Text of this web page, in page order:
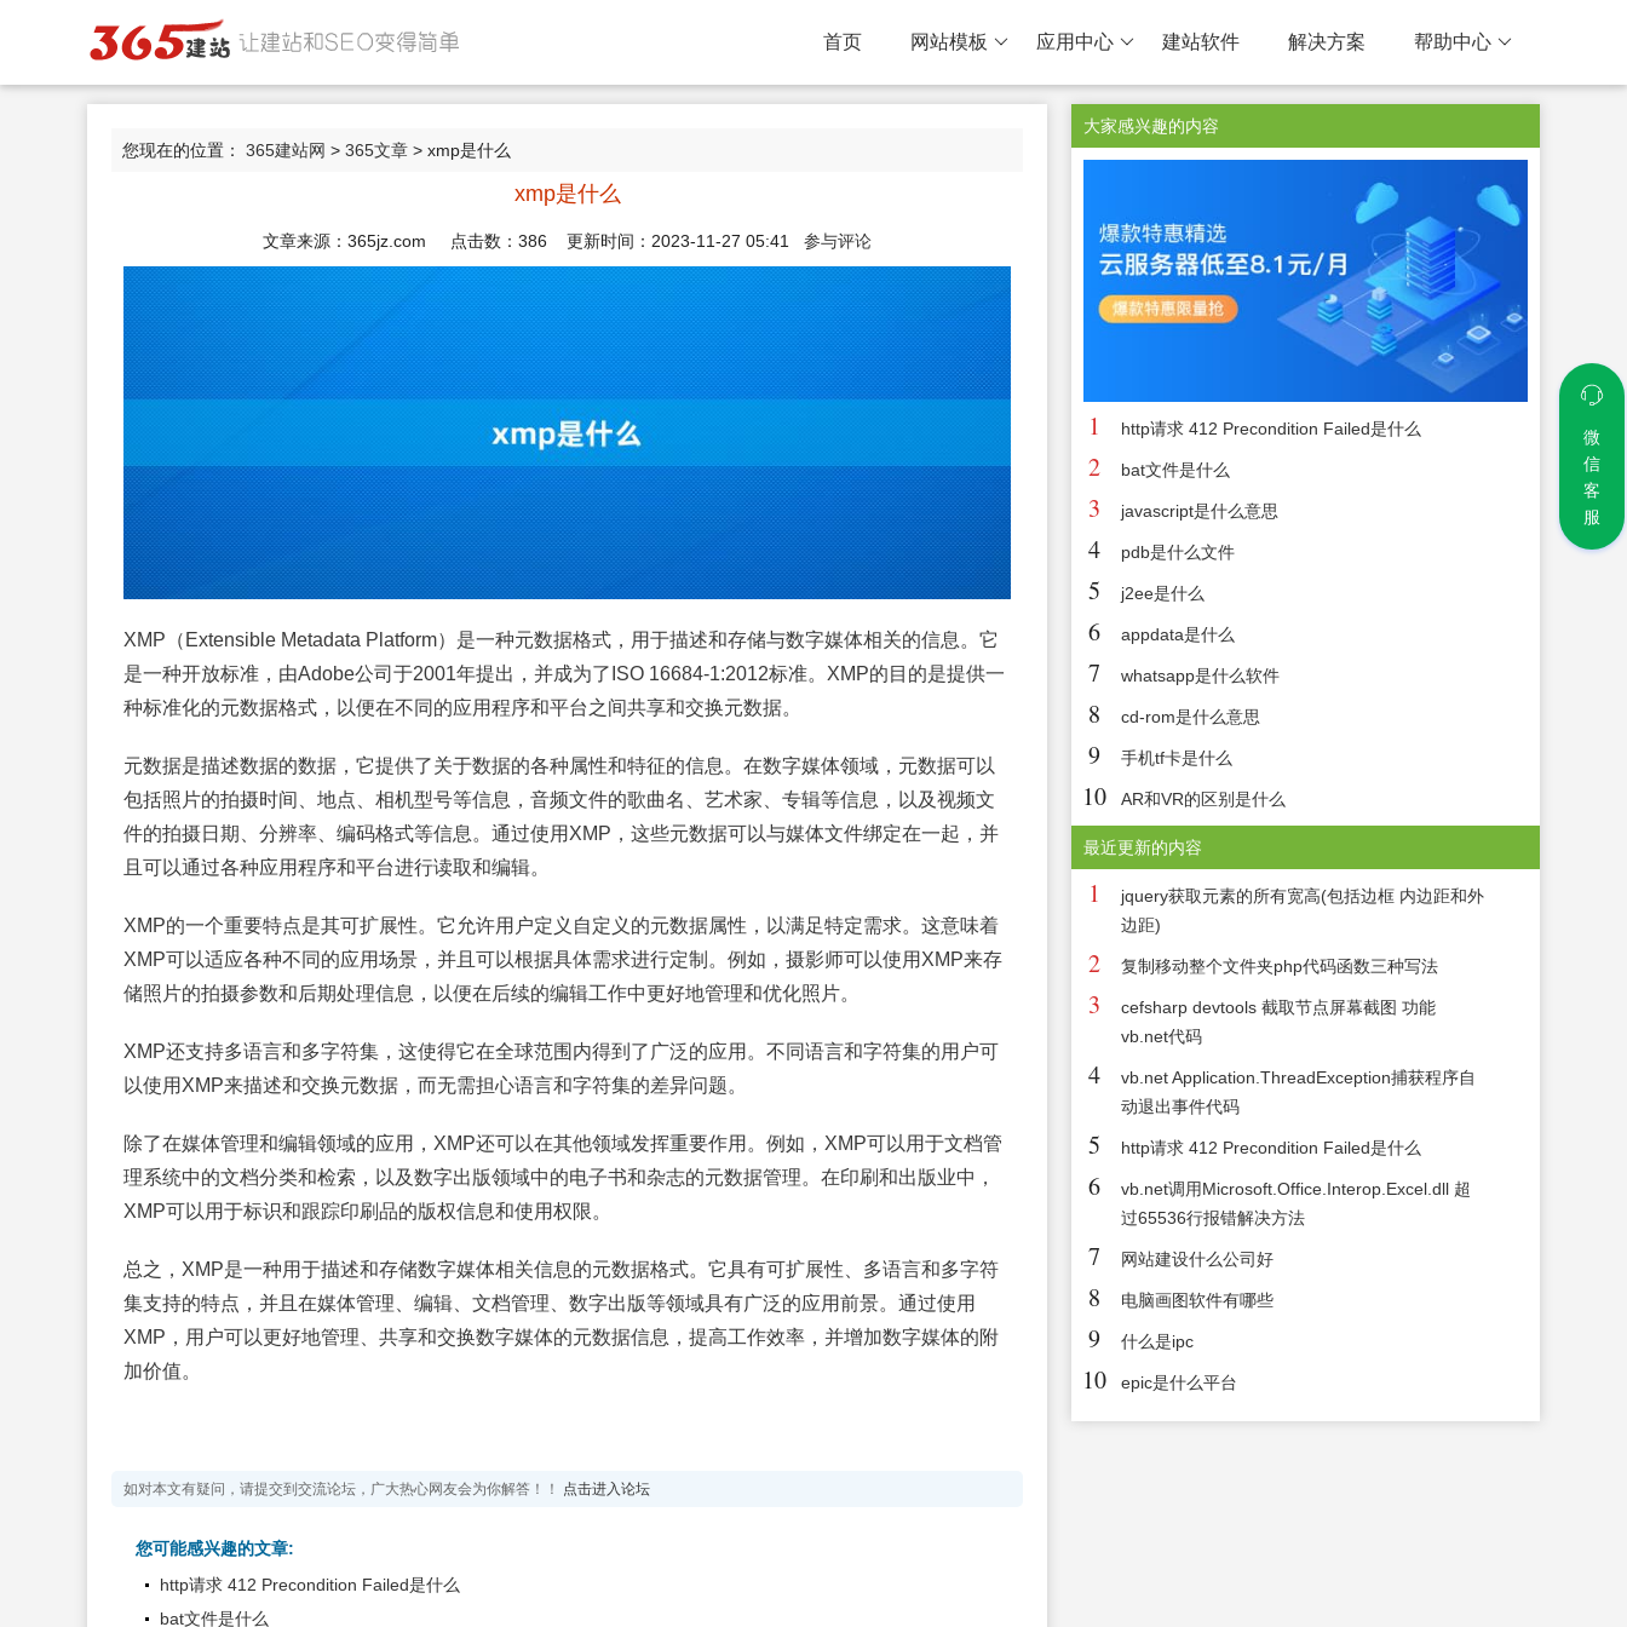
首页 网站模板 应用中心 建站软件 解决方案 帮助中心
您现在的位置： 365建站网 > 365文章 > xmp是什么
xmp是什么
文章来源：365jz.com 点击数：386 更新时间：2023-11-27 05:41参与评论
XMP（Extensible Metadata Platform）是一种元数据格式，用于描述和存储与数字媒体相关的信息。它
是一种开放标准，由Adobe公司于2001年提出，并成为了ISO 16684-1:2012标准。XMP的目的是提供一
种标准化的元数据格式，以便在不同的应用程序和平台之间共享和交换元数据。
元数据是描述数据的数据，它提供了关于数据的各种属性和特征的信息。在数字媒体领域，元数据可以
包括照片的拍摄时间、地点、相机型号等信息，音频文件的歌曲名、艺术家、专辑等信息，以及视频文
件的拍摄日期、分辨率、编码格式等信息。通过使用XMP，这些元数据可以与媒体文件绑定在一起，并
且可以通过各种应用程序和平台进行读取和编辑。
XMP的一个重要特点是其可扩展性。它允许用户定义自定义的元数据属性，以满足特定需求。这意味着
XMP可以适应各种不同的应用场景，并且可以根据具体需求进行定制。例如，摄影师可以使用XMP来存
储照片的拍摄参数和后期处理信息，以便在后续的编辑工作中更好地管理和优化照片。
XMP还支持多语言和多字符集，这使得它在全球范围内得到了广泛的应用。不同语言和字符集的用户可
以使用XMP来描述和交换元数据，而无需担心语言和字符集的差异问题。
除了在媒体管理和编辑领域的应用，XMP还可以在其他领域发挥重要作用。例如，XMP可以用于文档管
理系统中的文档分类和检索，以及数字出版领域中的电子书和杂志的元数据管理。在印刷和出版业中，
XMP可以用于标识和跟踪印刷品的版权信息和使用权限。
总之，XMP是一种用于描述和存储数字媒体相关信息的元数据格式。它具有可扩展性、多语言和多字符
集支持的特点，并且在媒体管理、编辑、文档管理、数字出版等领域具有广泛的应用前景。通过使用
XMP，用户可以更好地管理、共享和交换数字媒体的元数据信息，提高工作效率，并增加数字媒体的附
加价值。
如对本文有疑问，请提交到交流论坛，广大热心网友会为你解答！！ 点击进入论坛
您可能感兴趣的文章:
http请求 412 Precondition Failed是什么
bat文件是什么
大家感兴趣的内容
1 http请求 412 Precondition Failed是什么
2 bat文件是什么
3 javascript是什么意思
4 pdb是什么文件
5 j2ee是什么
6 appdata是什么
7 whatsapp是什么软件
8 cd-rom是什么意思
9 手机tf卡是什么
10 AR和VR的区别是什么
最近更新的内容
1
jquery获取元素的所有宽高(包括边框 内边距和外
边距)
2 复制移动整个文件夹php代码函数三种写法
3
cefsharp devtools 截取节点屏幕截图 功能
vb.net代码
4
vb.net Application.ThreadException捕获程序自
动退出事件代码
5 http请求 412 Precondition Failed是什么
6
vb.net调用Microsoft.Office.Interop.Excel.dll 超
过65536行报错解决方法
7 网站建设什么公司好
8 电脑画图软件有哪些
9 什么是ipc
10 epic是什么平台
微
信
客
服